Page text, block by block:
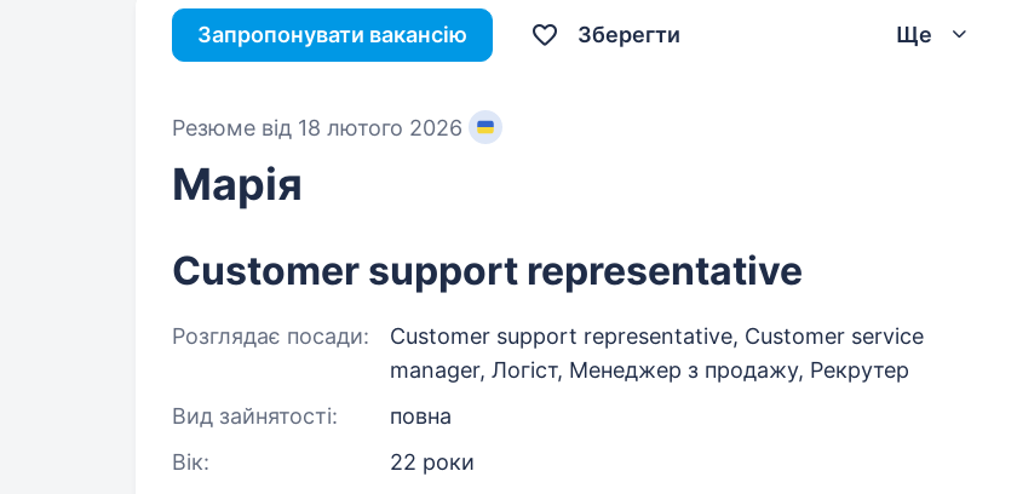
Запропонувати вакансію Зберегти Ще
Резюме від 18 лютого 2026
Марія
Customer support representative
Розглядає посади:
Customer support representative, Customer service
manager, Логіст, Менеджер з продажу, Рекрутер
Вид зайнятості:
повна
Вік:
22 роки